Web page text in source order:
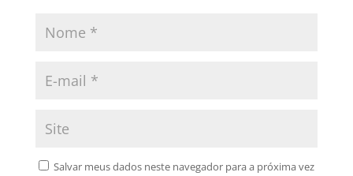
Salvar meus dados neste navegador para a próxima vez